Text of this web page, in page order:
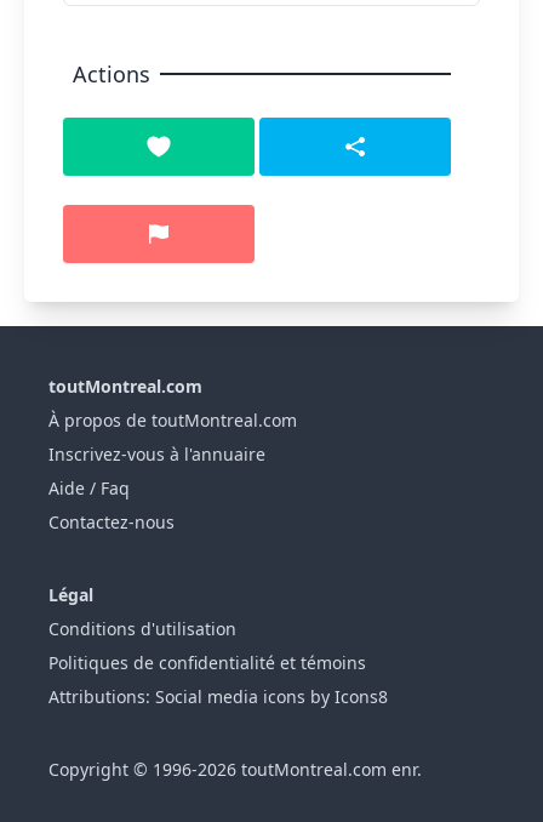
Actions
toutMontreal.com
À propos de toutMontreal.com
Inscrivez-vous à l'annuaire
Aide / Faq
Contactez-nous
Légal
Conditions d'utilisation
Politiques de confidentialité et témoins
Attributions: Social media icons by Icons8
Copyright © 1996-2026 toutMontreal.com enr.